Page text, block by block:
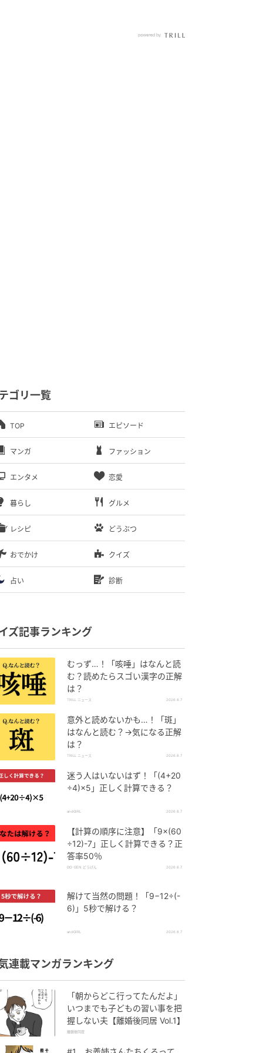
ゴリ一覧
TOP エピソード
マンガ ファッション
エンタメ 恋愛
暮らし グルメ
レシピ どうぶつ
おでかけ クイズ
占い 診断
ズ記事ランキング
むっず…！「咳唾」はなんと読
む？読めたらスゴい漢字の正解
は？
TRILL ニュース 2026.8.7
意外と読めないかも…！「斑」
はなんと読む？→気になる正解
は？
TRILL ニュース 2026.8.7
迷う人はいないはず！「(4+20
÷4)×5」正しく計算できる？
andGIRL 2026.8.7
【計算の順序に注意】「9×(60
÷12)-7」正しく計算できる？正
答率50％
DO-GEN どうげん 2026.8.7
解けて当然の問題！「9−12÷(-
6)」5秒で解ける？
andGIRL 2026.8.7
連載マンガランキング
「朝からどこ行ってたんだよ」
いつまでも子どもの習い事を把
握しない夫【離婚後同居 Vol.1】
離婚後同居